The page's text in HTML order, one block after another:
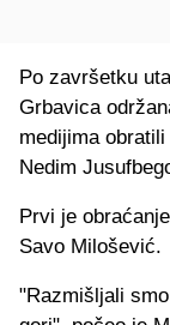
Po završetku
Grbavica
medijima
Nedim
Prvi je
Savo Milošević.
"Razmišljali